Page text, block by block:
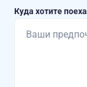
Куда хотите